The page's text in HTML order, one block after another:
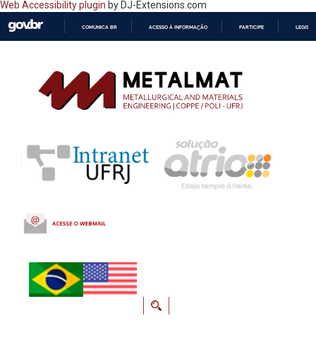
Web Accessibility plugin by DJ-Extensions.com
CONTEÚDO
COMUNICA BR ACESSO À INFORMAÇÃO PARTICIPE